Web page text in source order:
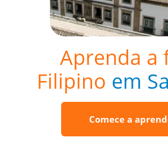
Aprenda a
Filipino em
Comece a